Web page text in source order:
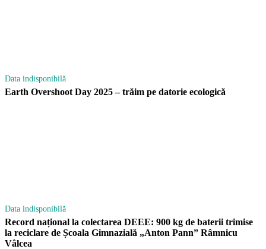
Data indisponibilă
Earth Overshoot Day 2025 – trăim pe datorie ecologică
Data indisponibilă
Record național la colectarea DEEE: 900 kg de baterii trimise
la reciclare de Școala Gimnazială „Anton Pann” Râmnicu
Vâlcea